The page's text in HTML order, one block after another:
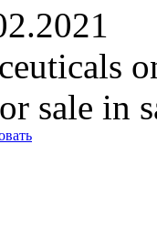
sale in